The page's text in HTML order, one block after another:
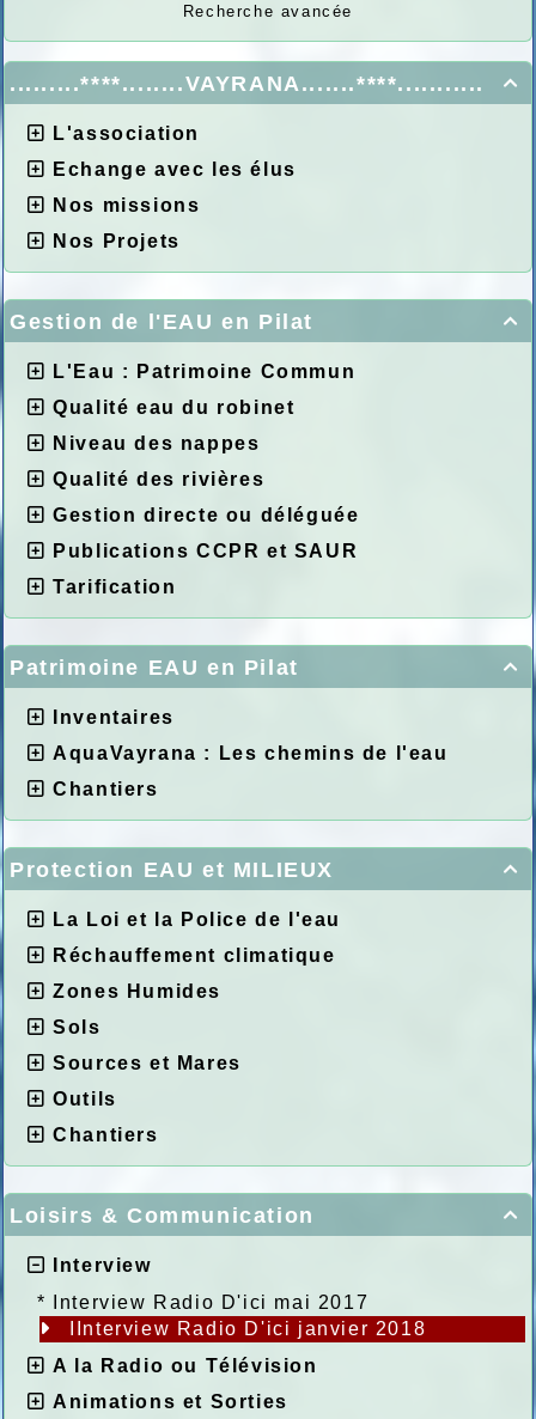
Recherche avancée

.........****........VAYRANA.......****...........
L'association
Echange avec les élus
Nos missions
Nos Projets

Gestion de l'EAU en Pilat
L'Eau : Patrimoine Commun
Qualité eau du robinet
Niveau des nappes
Qualité des rivières
Gestion directe ou déléguée
Publications CCPR et SAUR
Tarification

Patrimoine EAU en Pilat
Inventaires
AquaVayrana : Les chemins de l'eau
Chantiers

Protection EAU et MILIEUX
La Loi et la Police de l'eau
Réchauffement climatique
Zones Humides
Sols
Sources et Mares
Outils
Chantiers

Loisirs & Communication
Interview
*
Interview Radio D'ici mai 2017
IInterview Radio D'ici janvier 2018
A la Radio ou Télévision
Animations et Sorties